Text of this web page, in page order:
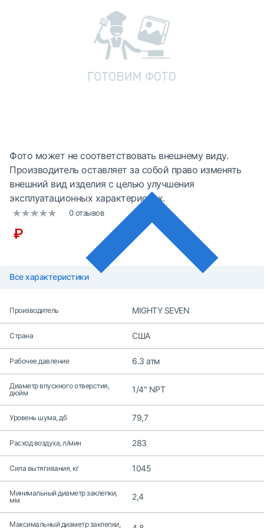
Фото может не соответствовать внешнему виду.
Производитель оставляет за собой право изменять
внешний вид изделия с целью улучшения
эксплуатационных характеристик.
0 отзывов
₽
Все характеристики
Производитель MIGHTY SEVEN
Страна США
Рабочее давление 6.3 атм
Диаметр впускного отверстия,
дюйм
1/4" NPT
Уровень шума, дб 79,7
Расход воздуха, л/мин 283
Сила вытягивания, кг 1045
Минимальный диаметр заклепки,
мм
2,4
Максимальный диаметр заклепки,